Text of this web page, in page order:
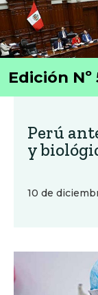
Edición Nº
Perú
y
10 de